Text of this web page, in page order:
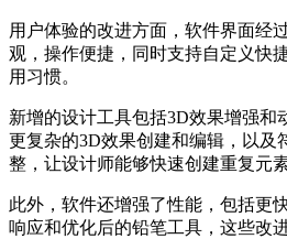
用户体验的改进方面，软件界面经
观，操作便捷，同时支持自定义快
用习惯。
新增的设计工具包括3D效果增强和动
更复杂的3D效果创建和编辑，以
整，让设计师能够快速创建重复元素
此外，软件还增强了性能，包括更
响应和优化后的铅笔工具，这些改